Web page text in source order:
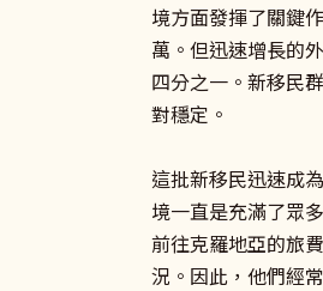
境方面發揮了關鍵
萬。但迅速增長的
四分之一。新移民
對穩定。
這批新移民迅速成
境一直是充滿了眾
前往克羅地亞的旅
況。因此，他們經